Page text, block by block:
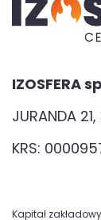
IZOSFERA
JURANDA
KRS:
Kapitał